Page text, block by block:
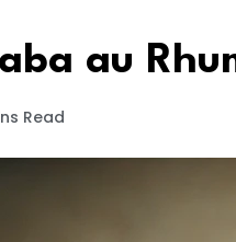
au
Read